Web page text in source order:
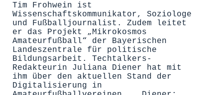
Tim Frohwein ist
Wissenschaftskommunikator, Soziologe
und Fußballjournalist. Zudem leitet
er das Projekt „Mikrokosmos
Amateurfußball“ der Bayerischen
Landeszentrale für politische
Bildungsarbeit. Techtalkers-
Redakteurin Juliana Diener hat mit
ihm über den aktuellen Stand der
Digitalisierung in